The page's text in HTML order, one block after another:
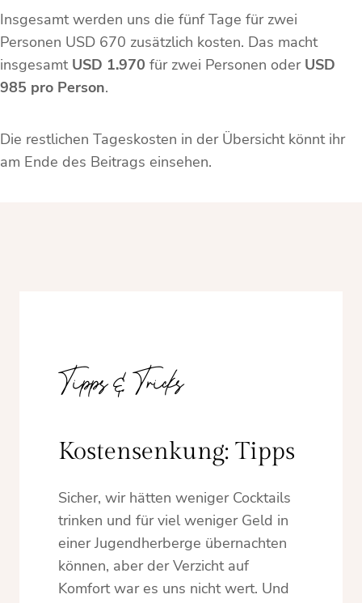
Insgesamt werden uns die fünf Tage für zwei
Personen USD 670 zusätzlich kosten. Das macht
insgesamt USD 1.970 für zwei Personen oder USD
985 pro Person.
Die restlichen Tageskosten in der Übersicht könnt ihr
am Ende des Beitrags einsehen.
Tipps & Tricks
Kostensenkung: Tipps
Sicher, wir hätten weniger Cocktails
trinken und für viel weniger Geld in
einer Jugendherberge übernachten
können, aber der Verzicht auf
Komfort war es uns nicht wert. Und